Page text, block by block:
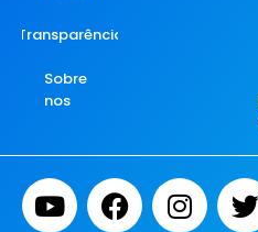
Transparência
Sobre
nos